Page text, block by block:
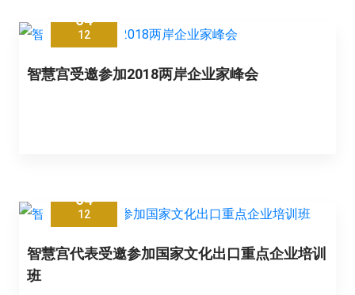
04
12
智慧宫受邀参加2018两岸企业家峰会
04
12
智慧宫代表受邀参加国家文化出口重点企业培训
班